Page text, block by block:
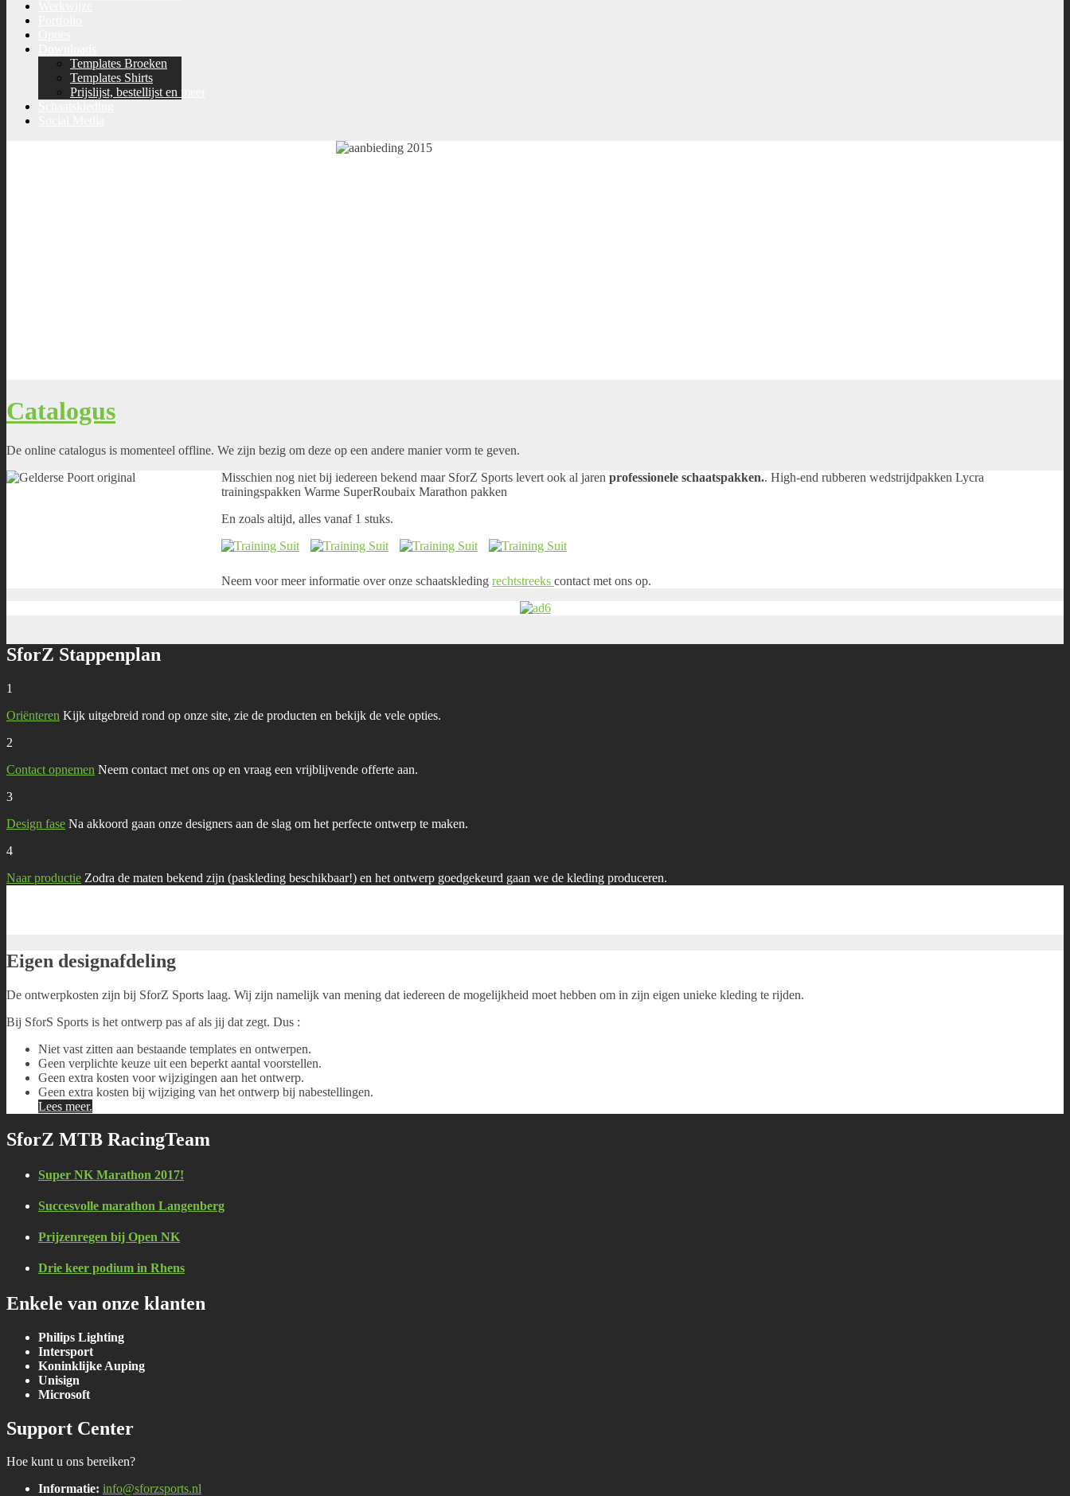
Templates Broeken
Templates Shirts
Prijslijst, bestellijst en meer
Catalogus
De online catalogus is momenteel offline. We zijn bezig om deze op een andere manier vorm te geven.
Misschien nog niet bij iedereen bekend maar SforZ Sports levert ook al jaren professionele schaatspakken.. High-end rubberen wedstrijdpakken Lycra
trainingspakken Warme SuperRoubaix Marathon pakken
En zoals altijd, alles vanaf 1 stuks.
Neem voor meer informatie over onze schaatskleding rechtstreeks contact met ons op.
SforZ Stappenplan
1
Oriënteren Kijk uitgebreid rond op onze site, zie de producten en bekijk de vele opties.
2
Contact opnemen Neem contact met ons op en vraag een vrijblijvende offerte aan.
3
Design fase Na akkoord gaan onze designers aan de slag om het perfecte ontwerp te maken.
4
Naar productie Zodra de maten bekend zijn (paskleding beschikbaar!) en het ontwerp goedgekeurd gaan we de kleding produceren.
Eigen designafdeling
De ontwerpkosten zijn bij SforZ Sports laag. Wij zijn namelijk van mening dat iedereen de mogelijkheid moet hebben om in zijn eigen unieke kleding te rijden.
Bij SforS Sports is het ontwerp pas af als jij dat zegt. Dus :
Niet vast zitten aan bestaande templates en ontwerpen.
Geen verplichte keuze uit een beperkt aantal voorstellen.
Geen extra kosten voor wijzigingen aan het ontwerp.
Geen extra kosten bij wijziging van het ontwerp bij nabestellingen.
Lees meer.
SforZ MTB RacingTeam
Super NK Marathon 2017!
Succesvolle marathon Langenberg
Prijzenregen bij Open NK
Drie keer podium in Rhens
Enkele van onze klanten
Philips Lighting
Intersport
Koninklijke Auping
Unisign
Microsoft
Support Center
Hoe kunt u ons bereiken?
Informatie: info@sforzsports.nl